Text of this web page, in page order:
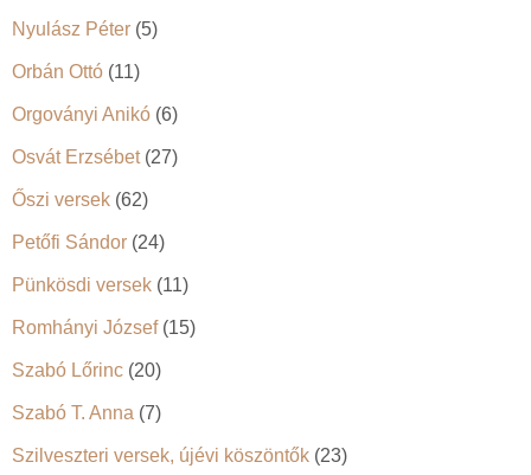
Nyulász Péter (5)
Orbán Ottó (11)
Orgoványi Anikó (6)
Osvát Erzsébet(27)
Őszi versek (62)
Petőfi Sándor (24)
Pünkösdi versek (11)
Romhányi József(15)
Szabó Lőrinc (20)
Szabó T. Anna (7)
Szilveszteri versek, újévi köszöntők (23)